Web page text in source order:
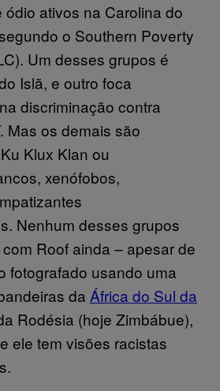
ativos na Carolina do
o Southern Poverty
Um desses grupos é
Islã, e outro foca
discriminação contra
Mas os demais são
Klux Klan ou
xenófobos,
Nenhum desses grupos
Roof ainda – apesar de
fotografado usando uma
da África do Sul da
Rodésia (hoje Zimbábue),
ele tem visões racistas